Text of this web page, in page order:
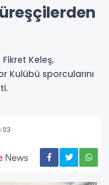
Keleş,
Kulübü sporcularını